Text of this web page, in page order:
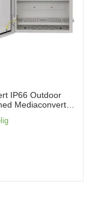
IP66 Outdoor
Mediaconverter